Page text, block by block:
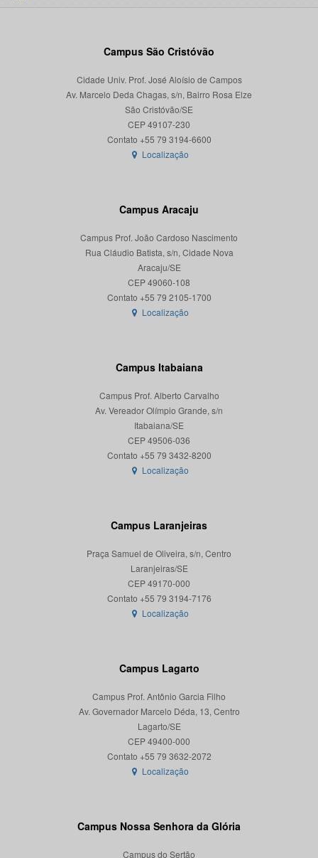
Campus São Cristóvão
Cidade Univ. Prof. José Aloísio de Campos
Av. Marcelo Deda Chagas, s/n, Bairro Rosa Elze
São Cristóvão/SE
CEP 49107-230
Localização
Campus Aracaju
Campus Prof. João Cardoso Nascimento
Rua Cláudio Batista, s/n, Cidade Nova
Aracaju/SE
CEP 49060-108
Localização
Campus Itabaiana
Campus Prof. Alberto Carvalho
Av. Vereador Olímpio Grande, s/n
Itabaiana/SE
CEP 49506-036
Localização
Campus Laranjeiras
Praça Samuel de Oliveira, s/n, Centro
Laranjeiras/SE
CEP 49170-000
Localização
Campus Lagarto
Campus Prof. Antônio Garcia Filho
Av. Governador Marcelo Déda, 13, Centro
Lagarto/SE
CEP 49400-000
Localização
Campus Nossa Senhora da Glória
Campus do Sertão